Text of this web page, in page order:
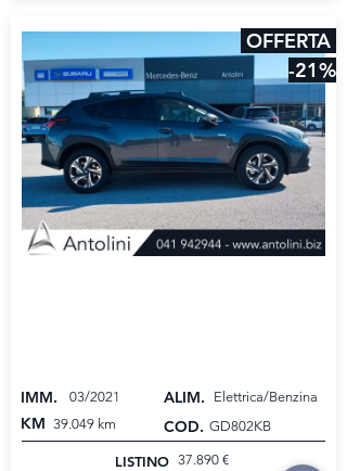
Vettura Subaru XV già scontata di € 2.000,00,
applicando il pacchetto Antolini Zero Pensieri.
Lo sconto indicato si intende valido esclusivamente
in caso di adesione a tale pacchetto e alle relative
condizioni contrattuali.
OFFERTA
-21%
IMM. 03/2021 ALIM. Elettrica/Benzina
KM 39.049 km COD. GD802KB
LISTINO 37.890 €